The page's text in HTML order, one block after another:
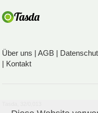
Über uns |AGB |
| Kontakt